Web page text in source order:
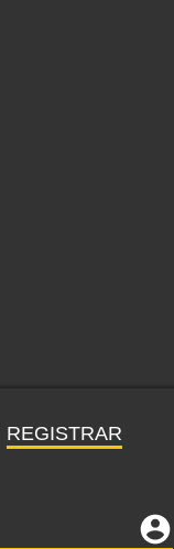
REGISTRAR